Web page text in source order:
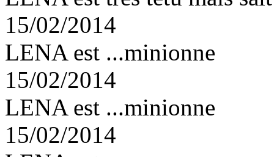
15/02/2014
LENA est ...minionne
15/02/2014
LENA est ...minionne
15/02/2014